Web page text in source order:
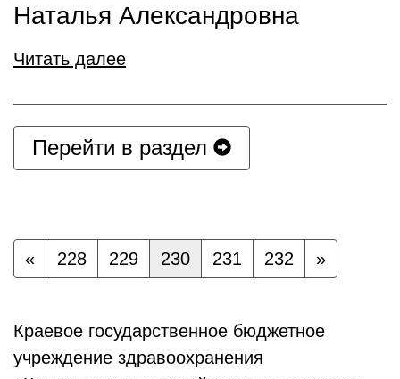
Наталья Александровна
Читать далее
Перейти в раздел
« 228 229 230 231 232 »
Краевое государственное бюджетное
учреждение здравоохранения